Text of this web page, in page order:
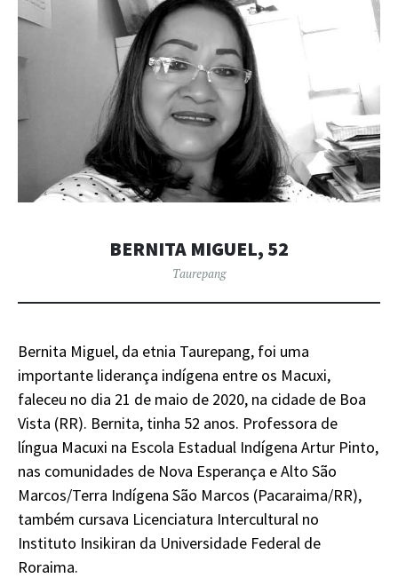
BERNITA MIGUEL, 52
Taurepang
Bernita Miguel, da etnia Taurepang, foi uma
importante liderança indígena entre os Macuxi,
faleceu no dia 21 de maio de 2020, na cidade de Boa
Vista (RR). Bernita, tinha 52 anos. Professora de
língua Macuxi na Escola Estadual Indígena Artur Pinto,
nas comunidades de Nova Esperança e Alto São
Marcos/Terra Indígena São Marcos (Pacaraima/RR),
também cursava Licenciatura Intercultural no
Instituto Insikiran da Universidade Federal de
Roraima.